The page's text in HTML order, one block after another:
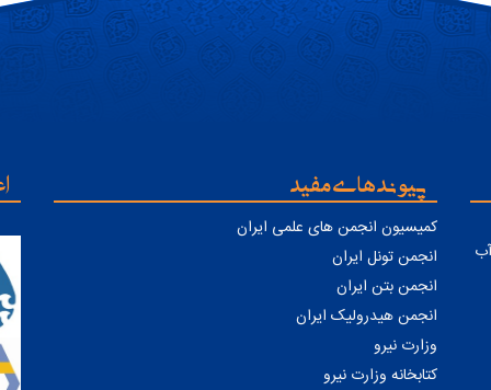
آب
پیوندهای مفید
کمیسیون انجمن های علمی ایران
انجمن تونل ایران
انجمن بتن ایران
انجمن هیدرولیک ایران
وزارت نیرو
کتابخانه وزارت نیرو